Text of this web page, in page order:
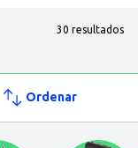
30 resultados
Ordenar